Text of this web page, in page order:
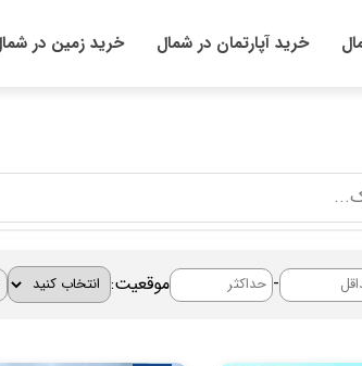
خرید آپارتمان در شمال خرید زمین در
- موقعیت: